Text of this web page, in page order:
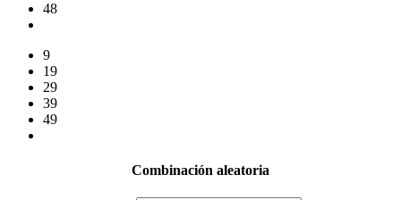
48
9
19
29
39
49
Combinación aleatoria